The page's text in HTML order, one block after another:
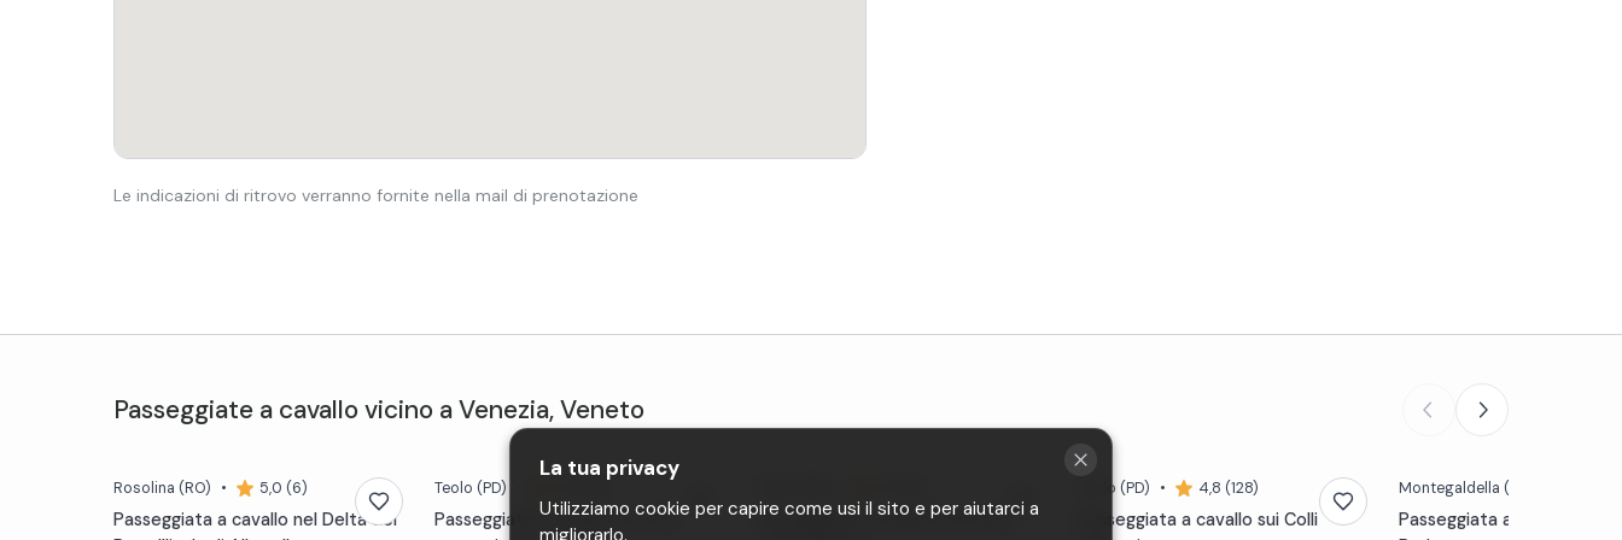
Le indicazioni di ritrovo verranno fornite nella mail di prenotazione
Passeggiate a cavallo vicino aVenezia,Veneto
Rosolina (RO) • 5,0 (6)
Passeggiata a cavallo nel Delta del
Teolo (PD)
Passeggiata a cavallo sui colli
Passeggiata a cavallo per bambini
Teolo (PD) • 4,8 (128)
Passeggiata a cavallo sui Colli
Montegaldella (VI)
Passeggiata a cavallo tra
La tua privacy
Utilizziamo cookie per capire come usi il sito e per aiutarci a
migliorarlo.